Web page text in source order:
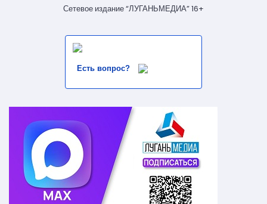
Сетевое издание “ЛУГАНЬМЕДИА” 16+
Есть вопрос?